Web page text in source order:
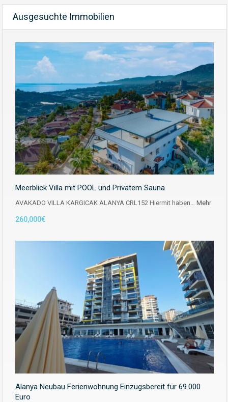
Ausgesuchte Immobilien
Meerblick Villa mit POOL und Privatem Sauna
AVAKADO VILLA KARGICAK ALANYA CRL152 Hiermit haben… Mehr
260,000€
Alanya Neubau Ferienwohnung Einzugsbereit für 69.000
Euro